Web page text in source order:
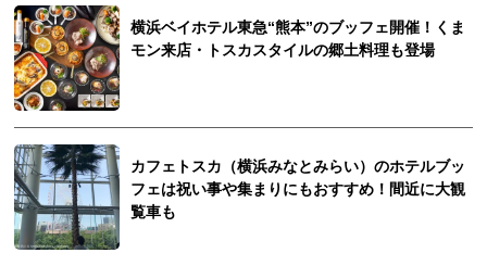
横浜ベイホテル東急“熊本”のブッフェ開催！くま
モン来店・トスカスタイルの郷土料理も登場
カフェトスカ（横浜みなとみらい）のホテルブッ
フェは祝い事や集まりにもおすすめ！間近に大観
覧車も